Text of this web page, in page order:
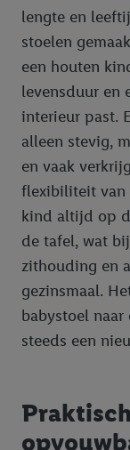
lengte en
stoelen
een houten
levensduur en
interieur past.
alleen stevig,
en vaak
flexibiliteit van
kind altijd op
de tafel, wat
zithouding en
gezinsmaal.
babystoel
steeds een
gehashte e-
SA beschikt,
kunnen worden
Onder
meer informatie
Door op
noodzakelijke
klikken, stemt u in
bovengenoemde
bewaartermijn van
toestemming te
trekken, vindt u in
impressum hier.